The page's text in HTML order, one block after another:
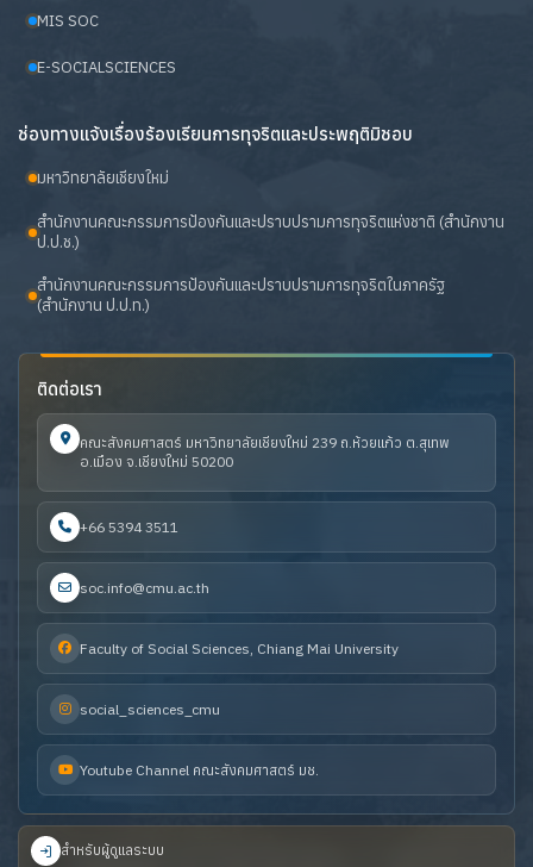
MIS SOC
E-SOCIALSCIENCES
ช่องทางแจ้งเรื่องร้องเรียนการทุจริตและประพฤติมิชอบ
มหาวิทยาลัยเชียงใหม่
สำนักงานคณะกรรมการป้องกันและปราบปรามการทุจริตแห่งชาติ (สำนักงาน
ป.ป.ช.)
สำนักงานคณะกรรมการป้องกันและปราบปรามการทุจริตในภาครัฐ
(สำนักงาน ป.ป.ท.)
ติดต่อเรา
คณะสังคมศาสตร์ มหาวิทยาลัยเชียงใหม่ 239 ถ.ห้วยแก้ว ต.สุเทพ
อ.เมือง จ.เชียงใหม่ 50200
+66 5394 3511
soc.info@cmu.ac.th
Faculty of Social Sciences, Chiang Mai University
social_sciences_cmu
Youtube Channel คณะสังคมศาสตร์ มช.
สำหรับผู้ดูแลระบบ